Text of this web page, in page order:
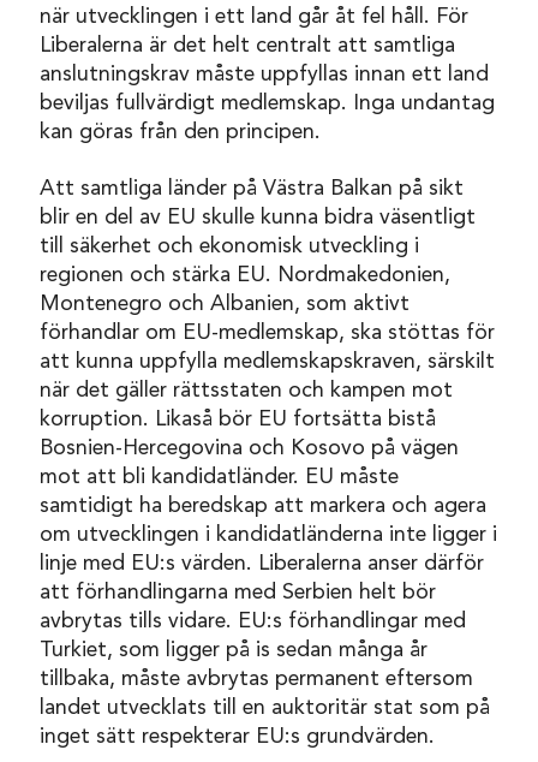
när utvecklingen i ett land går åt fel håll. För
Liberalerna är det helt centralt att samtliga
anslutningskrav måste uppfyllas innan ett land
beviljas fullvärdigt medlemskap. Inga undantag
kan göras från den principen.
Att samtliga länder på Västra Balkan på sikt
blir en del av EU skulle kunna bidra väsentligt
till säkerhet och ekonomisk utveckling i
regionen och stärka EU. Nordmakedonien,
Montenegro och Albanien, som aktivt
förhandlar om EU-medlemskap, ska stöttas för
att kunna uppfylla medlemskapskraven, särskilt
när det gäller rättsstaten och kampen mot
korruption. Likaså bör EU fortsätta bistå
Bosnien-Hercegovina och Kosovo på vägen
mot att bli kandidatländer. EU måste
samtidigt ha beredskap att markera och agera
om utvecklingen i kandidatländerna inte ligger i
linje med EU:s värden. Liberalerna anser därför
att förhandlingarna med Serbien helt bör
avbrytas tills vidare. EU:s förhandlingar med
Turkiet, som ligger på is sedan många år
tillbaka, måste avbrytas permanent eftersom
landet utvecklats till en auktoritär stat som på
inget sätt respekterar EU:s grundvärden.